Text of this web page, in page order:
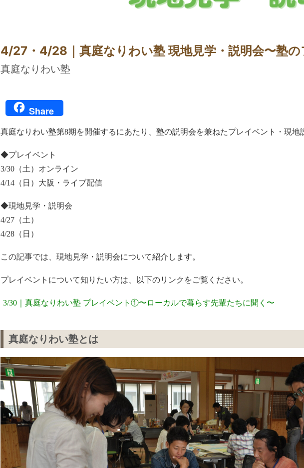
4/27・4/28｜真庭なりわい塾 現地見学・説明会〜塾
真庭なりわい塾
Share
真庭なりわい塾第8期を開催するにあたり、塾の説明会を兼ねたプレイベント・現
◆プレイベント
3/30（土）オンライン
4/14（日）大阪・ライブ配信
◆現地見学・説明会
4/27（土）
4/28（日）
この記事では、現地見学・説明会について紹介します。
プレイベントについて知りたい方は、以下のリンクをご覧ください。
3/30｜真庭なりわい塾 プレイベント①〜ローカルで暮らす先輩たちに聞く〜
真庭なりわい塾とは